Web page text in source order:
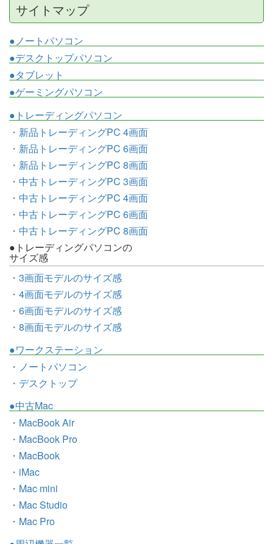
サイトマップ
●ノートパソコン
●デスクトップパソコン
●タブレット
●ゲーミングパソコン
●トレーディングパソコン
・新品トレーディングPC 4画面
・新品トレーディングPC 6画面
・新品トレーディングPC 8画面
・中古トレーディングPC 3画面
・中古トレーディングPC 4画面
・中古トレーディングPC 6画面
・中古トレーディングPC 8画面
●トレーディングパソコンの
サイズ感
・3画面モデルのサイズ感
・4画面モデルのサイズ感
・6画面モデルのサイズ感
・8画面モデルのサイズ感
●ワークステーション
・ノートパソコン
・デスクトップ
●中古Mac
・MacBook Air
・MacBook Pro
・MacBook
・iMac
・Mac mini
・Mac Studio
・Mac Pro